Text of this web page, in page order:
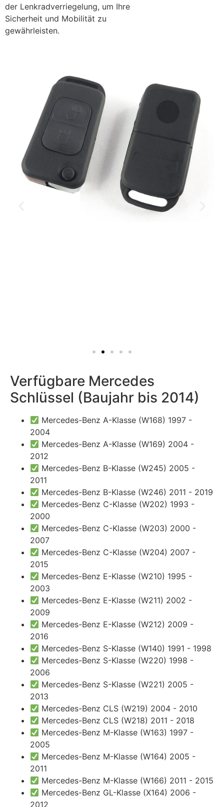
der Lenkradverriegelung, um Ihre
Sicherheit und Mobilität zu
gewährleisten.
Verfügbare Mercedes
Schlüssel (Baujahr bis 2014)
Mercedes-Benz A-Klasse (W168) 1997 -
2004
Mercedes-Benz A-Klasse (W169) 2004 -
2012
Mercedes-Benz B-Klasse (W245) 2005 -
2011
Mercedes-Benz B-Klasse (W246) 2011 - 2019
Mercedes-Benz C-Klasse (W202) 1993 -
2000
Mercedes-Benz C-Klasse (W203) 2000 -
2007
Mercedes-Benz C-Klasse (W204) 2007 -
2015
Mercedes-Benz E-Klasse (W210) 1995 -
2003
Mercedes-Benz E-Klasse (W211) 2002 -
2009
Mercedes-Benz E-Klasse (W212) 2009 -
2016
Mercedes-Benz S-Klasse (W140) 1991 - 1998
Mercedes-Benz S-Klasse (W220) 1998 -
2006
Mercedes-Benz S-Klasse (W221) 2005 -
2013
Mercedes-Benz CLS (W219) 2004 - 2010
Mercedes-Benz CLS (W218) 2011 - 2018
Mercedes-Benz M-Klasse (W163) 1997 -
2005
Mercedes-Benz M-Klasse (W164) 2005 -
2011
Mercedes-Benz M-Klasse (W166) 2011 - 2015
Mercedes-Benz GL-Klasse (X164) 2006 -
2012